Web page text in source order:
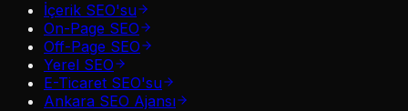
İçerik SEO'su
On-Page SEO
Off-Page SEO
Yerel SEO
E-Ticaret SEO'su
Ankara SEO Ajansı